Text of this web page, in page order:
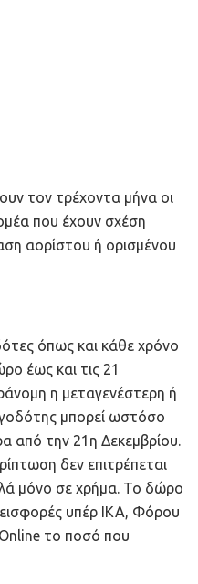
τον τρέχοντα μήνα οι
που έχουν σχέση
αορίστου ή ορισμένου
όπως και κάθε χρόνο
έως και τις 21
η μεταγενέστερη ή
μπορεί ωστόσο
από την 21η Δεκεμβρίου.
δεν επιτρέπεται
μόνο σε χρήμα. Το δώρο
υπέρ ΙΚΑ, Φόρου
το ποσό που